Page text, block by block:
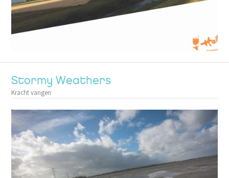
Stormy Weathers
Kracht vangen